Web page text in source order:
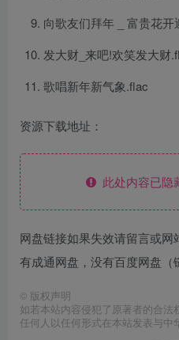
向歌友们拜年 _ 富贵花
发大财_来吧!欢笑发大财
歌唱新年新气象.flac
资源下载地址：
此处内容已隐
网盘链接如果失效请留言或网
有成通网盘，没有百度网盘（
© 版权声明
如若本站内容侵犯了原著者的合
任何人以任何形式在本站发表与中